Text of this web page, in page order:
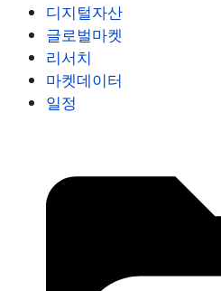
디지털자산
글로벌마켓
리서치
마켓데이터
일정